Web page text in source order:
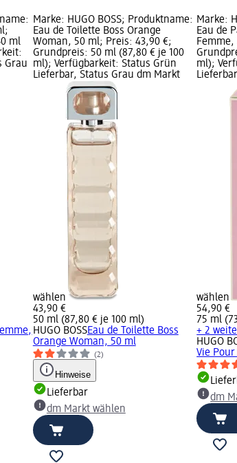
ml
Grau
Marke: HUGO BOSS; Produktname:
Eau de Toilette Boss Orange
Woman, 50 ml; Preis: 43,90 €;
Grundpreis: 50 ml (87,80 € je 100
ml); Verfügbarkeit: Status Grün
Lieferbar, Status Grau dm Markt
wählen
43,90 €
50 ml (87,80 € je 100 ml)
HUGO BOSSEau de Toilette Boss
Orange Woman, 50 ml
(2)
Hinweise
Lieferbar
dm Markt wählen
Marke:
Eau de
ml);
wählen
54,90 €
75 ml
+ 2
HUGO
Vie
dm